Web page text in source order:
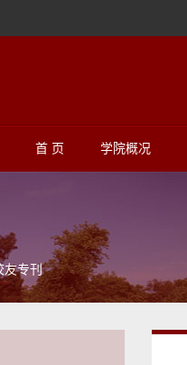
首 页 学院概况
友专刊